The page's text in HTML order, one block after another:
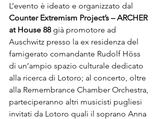
L’evento è ideato e organizzato dal
Counter Extremism Project’s – ARCHER
at House 88 già promotore ad
Auschwitz presso la ex residenza del
famigerato comandante Rudolf Höss
di un’ampio spazio culturale dedicato
alla ricerca di Lotoro; al concerto, oltre
alla Remembrance Chamber Orchestra,
parteciperanno altri musicisti pugliesi
invitati da Lotoro quali il soprano Anna